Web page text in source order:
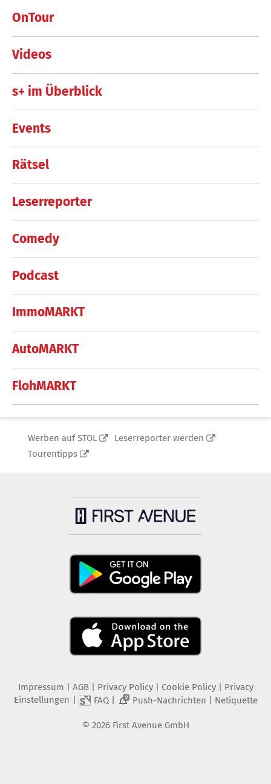
OnTour
Videos
s+ im Überblick
Events
Rätsel
Leserreporter
Comedy
Podcast
ImmoMARKT
AutoMARKT
FlohMARKT
Werben auf STOL
Leserreporter werden
Tourentipps
Impressum AGB Privacy Policy| Cookie Policy| Privacy
Einstellungen
FAQ| 2 Push-Nachrichten Netiquette
© 2026 First Avenue GmbH